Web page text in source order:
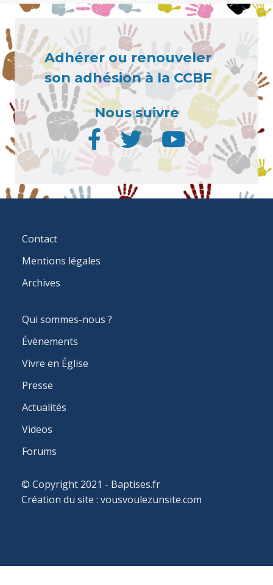
Adhérer ou renouveler
son adhésion à la CCBF
Nous suivre
FOOTER
MENU
Contact
Mentions légales
Archives
MAIN
NAVIGATION
Qui sommes-nous ?
Évènements
Vivre en Église
Presse
Actualités
Videos
Forums
© Copyright 2021 - Baptises.fr
Création du site :vousvoulezunsite.com